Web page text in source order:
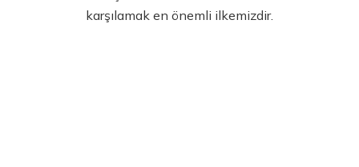
karşılamak en önemli ilkemizdir.